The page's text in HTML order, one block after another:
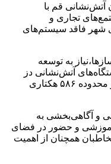
آتش‌نشانی قم با
تجاری و
شهر فاقد سیستم‌های
به توسعه
آتش‌نشانی دز
مناطق جدید التأسیس همچون طایقان و محدوده ۵۸۶ هکتاری
و آگاهی‌بخشی به
و حضور در فضای
همچنان از اهمیت